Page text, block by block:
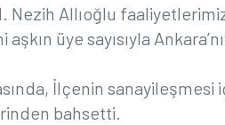
Nezih Allıoğlu
aşkın üye sayısıyla
İlçenin
bahsetti.